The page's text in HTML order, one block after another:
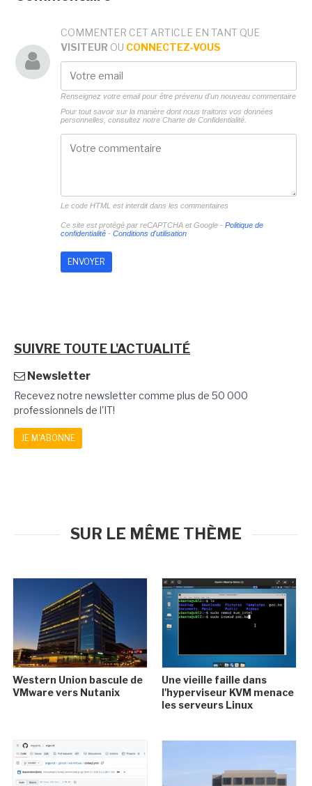
COMMENTER CET ARTICLE EN TANT QUE
VISITEUR OU CONNECTEZ-VOUS
Renseignez votre email pour être prévenu d'un nouveau commentaire
Pour tout savoir sur la manière dont nous traitons vos données
personnelles, consultez notre Charte de Confidentialité.
Le code HTML est interdit dans les commentaires
Ce site est protégé par reCAPTCHA et Google - Politique de
confidentialité- Conditions d'utilisation
SUIVRE TOUTE L'ACTUALITÉ
Newsletter
Recevez notre newsletter comme plus de 50 000
professionnels de l'IT!
JE M'ABONNE
SUR LE MÊME THÈME
Western Union bascule de
VMware vers Nutanix
Une vieille faille dans
l'hyperviseur KVM menace
les serveurs Linux